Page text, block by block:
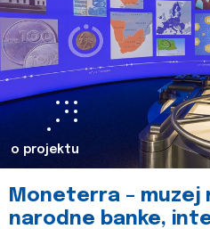
o projektu
Moneterra – muzej
narodne banke,